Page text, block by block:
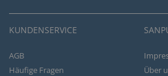
KUNDENSERVICE
AGB
Häufige Fragen
Über